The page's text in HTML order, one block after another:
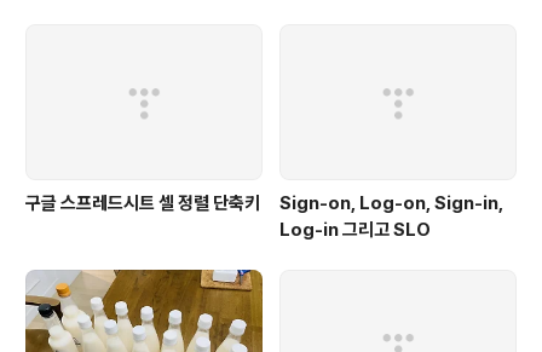
구글 스프레드시트 셀 정렬 단축키
Sign-on, Log-on, Sign-in,
Log-in 그리고 SLO